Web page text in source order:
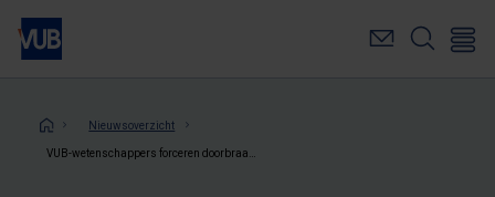
Overslaan
naar
inhoudKruimelpad
Nieuwsoverzicht